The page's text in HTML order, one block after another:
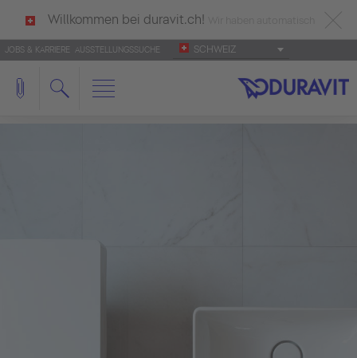
Willkommen bei duravit.ch!
deutsch als Ihre Sprache erkannt.
Français Italiano
JOBS & KARRIERE AUSSTELLUNGSSUCHE SCHWEIZ